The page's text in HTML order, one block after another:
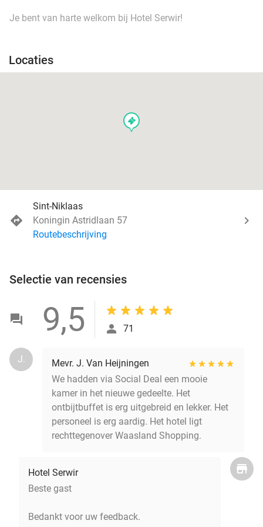
Je bent van harte welkom bij Hotel Serwir!
Locaties
events
Sint-Niklaas
Koningin Astridlaan 57
Routebeschrijving
Selectie van recensies
9,5 71
J.
Mevr. J. Van Heijningen
We hadden via Social Deal een mooie
kamer in het nieuwe gedeelte. Het
ontbijtbuffet is erg uitgebreid en lekker. Het
personeel is erg aardig. Het hotel ligt
rechttegenover Waasland Shopping.
Hotel Serwir
Beste gast
Bedankt voor uw feedback.